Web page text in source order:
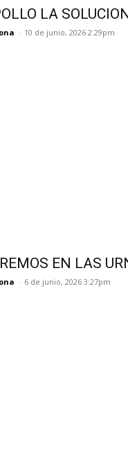
LA
- 10 de junio, 2026 2:29pm
EN LAS
- 6 de junio, 2026 3:27pm